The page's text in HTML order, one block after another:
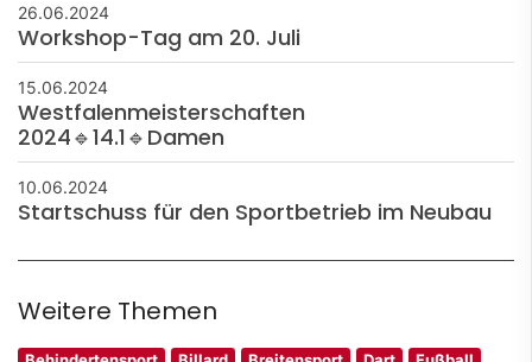
26.06.2024
Workshop-Tag am 20. Juli
15.06.2024
Westfalenmeisterschaften
2024🔹14.1🔹Damen
10.06.2024
Startschuss für den Sportbetrieb im Neubau
Weitere Themen